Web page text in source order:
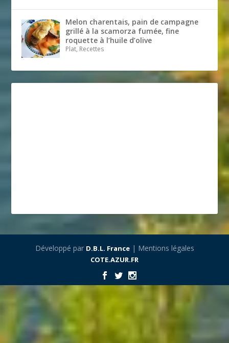
Melon charentais, pain de campagne
grillé à la scamorza fumée, fine
roquette à l’huile d’olive
Plat, Recettes
Développé par D.B.L. France| Mentions légales
COTE.AZUR.FR